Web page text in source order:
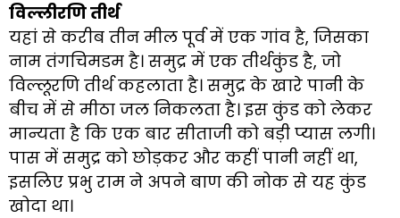
विल्लीरणि तीर्थ
यहां से करीब तीन मील पूर्व में एक गांव है, जिसका
नाम तंगचिमडम है। समुद्र में एक तीर्थकुंड है, जो
विल्लूरणि तीर्थ कहलाता है। समुद्र के खारे पानी के
बीच में से मीठा जल निकलता है। इस कुंड को लेकर
मान्यता है कि एक बार सीताजी को बड़ी प्यास लगी।
पास में समुद्र को छोड़कर और कहीं पानी नहीं था,
इसलिए प्रभु राम ने अपने बाण की नोक से यह कुंड
खोदा था।